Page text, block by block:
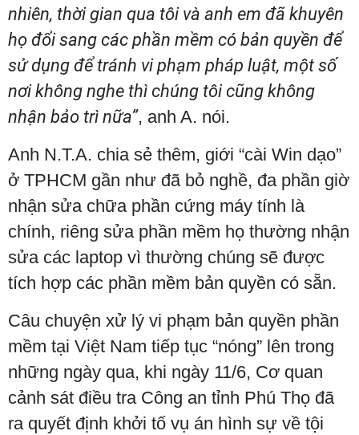
nhiên, thời gian qua tôi và anh em đã khuyên
họ đổi sang các phần mềm có bản quyền để
sử dụng để tránh vi phạm pháp luật, một số
nơi không nghe thì chúng tôi cũng không
nhận bảo trì nữa”, anh A. nói.
Anh N.T.A. chia sẻ thêm, giới “cài Win dạo”
ở TPHCM gần như đã bỏ nghề, đa phần giờ
nhận sửa chữa phần cứng máy tính là
chính, riêng sửa phần mềm họ thường nhận
sửa các laptop vì thường chúng sẽ được
tích hợp các phần mềm bản quyền có sẵn.
Câu chuyện xử lý vi phạm bản quyền phần
mềm tại Việt Nam tiếp tục “nóng” lên trong
những ngày qua, khi ngày 11/6, Cơ quan
cảnh sát điều tra Công an tỉnh Phú Thọ đã
ra quyết định khởi tố vụ án hình sự về tội